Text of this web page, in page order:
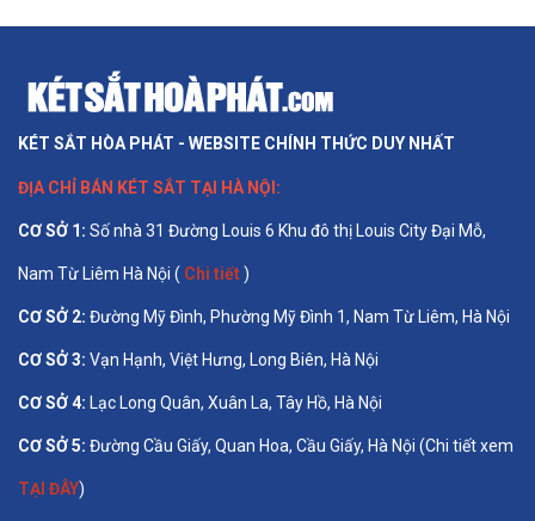
KÉT SẮT HÒA PHÁT - WEBSITE CHÍNH THỨC DUY NHẤT
ĐỊA CHỈ BÁN KÉT SẮT TẠI HÀ NỘI :
CƠ SỞ 1: Số nhà 31 Đường Louis 6 Khu đô thị Louis City Đại Mỗ,
Nam Từ Liêm Hà Nội ( Chi tiết)
CƠ SỞ 2: Đường Mỹ Đình, Phường Mỹ Đình 1, Nam Từ Liêm, Hà Nội
CƠ SỞ 3: Vạn Hạnh, Việt Hưng, Long Biên, Hà Nội
CƠ SỞ 4: Lạc Long Quân, Xuân La, Tây Hồ, Hà Nội
CƠ SỞ 5: Đường Cầu Giấy, Quan Hoa, Cầu Giấy, Hà Nội (Chi tiết xem
TẠI ĐÂY)